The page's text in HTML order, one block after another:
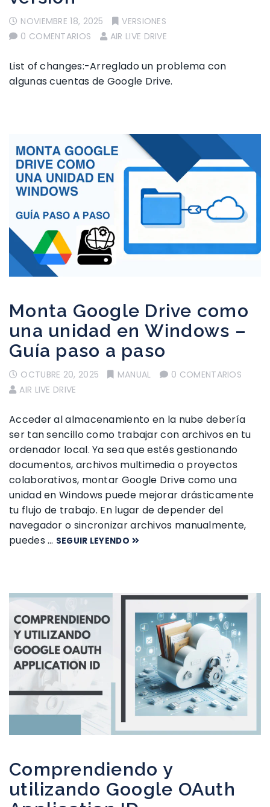
NOVIEMBRE 18, 2025
VERSIONES
0 COMENTARIOS
AIR LIVE DRIVE
List of changes:-Arreglado un problema con
algunas cuentas de Google Drive.
Monta Google Drive como
una unidad en Windows –
Guía paso a paso
OCTUBRE 20, 2025 MANUAL
0 COMENTARIOS
AIR LIVE DRIVE
Acceder al almacenamiento en la nube debería
ser tan sencillo como trabajar con archivos en tu
ordenador local. Ya sea que estés gestionando
documentos, archivos multimedia o proyectos
colaborativos, montar Google Drive como una
unidad en Windows puede mejorar drásticamente
tu flujo de trabajo. En lugar de depender del
navegador o sincronizar archivos manualmente,
puedes … SEGUIR LEYENDO
Comprendiendo y
utilizando Google OAuth